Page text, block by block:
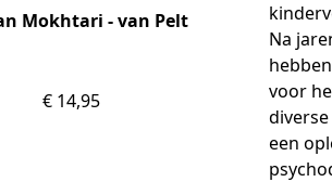
Mokhtari - van Pelt
€ 14,95
Na
voor
een